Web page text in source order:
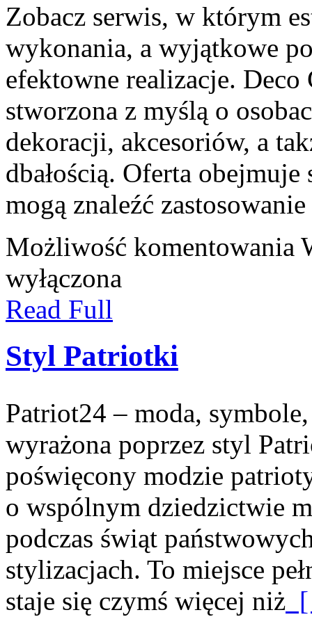
Zobacz serwis, w którym
wykonania, a wyjątkowe
efektowne realizacje. Deco
stworzona z myślą o
dekoracji, akcesoriów, a
dbałością. Oferta
mogą znaleźć
Możliwość komentowania
wyłączona
Read Full
Styl Patriotki
Patriot24 – moda,
wyrażona poprzez styl
poświęcony modzie
o wspólnym dziedzictwie
podczas świąt
stylizacjach. To miejsce
staje się czymś więcej niż